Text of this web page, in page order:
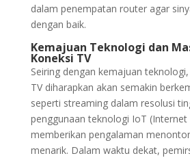
dalam penempatan router agar
dengan baik.
Kemajuan Teknologi dan
Koneksi TV
Seiring dengan kemajuan
TV diharapkan akan semakin
seperti streaming dalam resolusi
penggunaan teknologi IoT
memberikan pengalaman
menarik. Dalam waktu dekat,